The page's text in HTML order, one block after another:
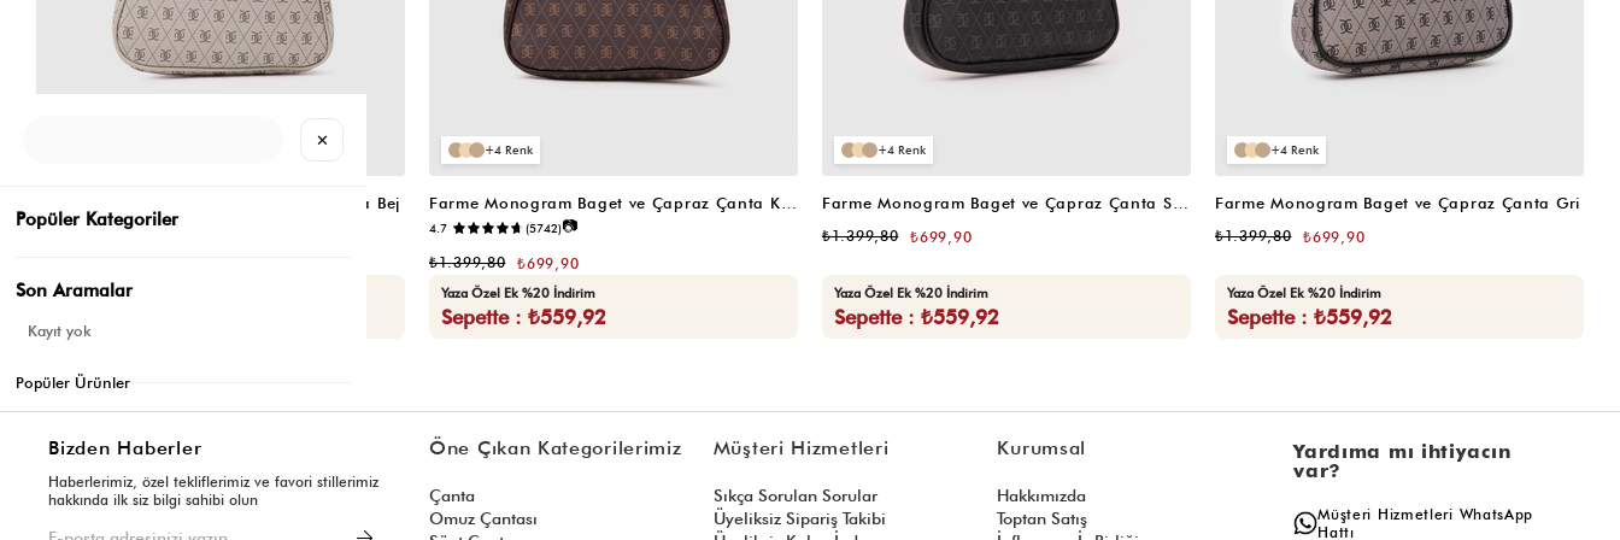
Farme Monogram Baget ve Çapraz Çanta Bej
Yaza Özel Ek %20 İndirim
4
Farme Monogram Baget ve Çapraz Çanta Kahverengi
4.7 (5742)📷
₺699,90
₺1.399,80
Yaza Özel Ek %20 İndirim
Sepette : ₺559,92
4
Farme Monogram Baget ve Çapraz Çanta Siyah
₺699,90
₺1.399,80
Yaza Özel Ek %20 İndirim
Sepette : ₺559,92
4
Farme Monogram Baget ve Çapraz Çanta Gri
₺699,90
₺1.399,80
Yaza Özel Ek %20 İndirim
Sepette : ₺559,92
Bizden Haberler
Haberlerimiz, özel tekliflerimiz ve favori stillerimiz
hakkında ilk siz bilgi sahibi olun
Öne Çıkan Kategorilerimiz
Çanta
Omuz Çantası
Müşteri Hizmetleri
Sıkça Sorulan Sorular
Üyeliksiz Sipariş Takibi
Kurumsal
Hakkımızda
Toptan Satış
Yardıma mı ihtiyacın
var?
Müşteri Hizmetleri WhatsApp
Hattı
✕
Popüler Kategoriler
Son Aramalar
Kayıt yok
Popüler Ürünler